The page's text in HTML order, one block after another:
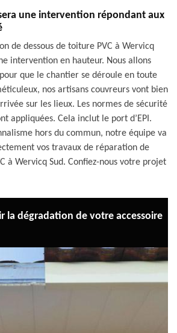
une intervention répondant aux
de dessous de toiture PVC à Wervicq
intervention en hauteur. Nous allons
que le chantier se déroule en toute
nos artisans couvreurs vont bien
sur les lieux. Les normes de sécurité
appliquées. Cela inclut le port d’EPI.
hors du commun, notre équipe va
vos travaux de réparation de
à Wervicq Sud. Confiez-nous votre projet
la dégradation de votre accessoire